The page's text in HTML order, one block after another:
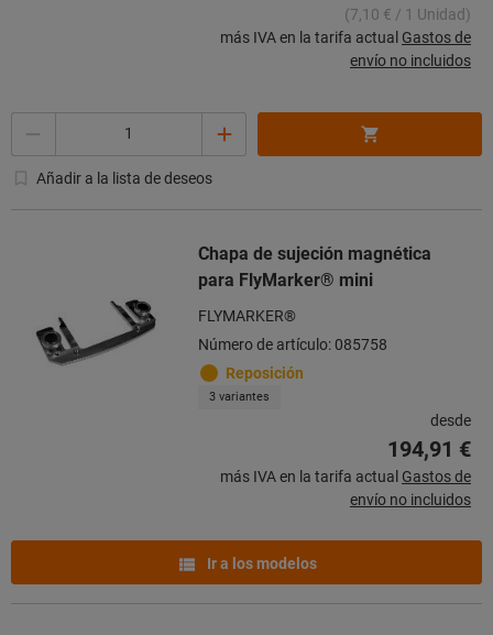
(7,10 € / 1 Unidad)
más IVA en la tarifa actual Gastos de
envío no incluidos
Añadir a la lista de deseos
Chapa de sujeción magnética
para FlyMarker® mini
FLYMARKER®
Número de artículo: 085758
Reposición
3 variantes
desde
194,91 €
más IVA en la tarifa actual Gastos de
envío no incluidos
Ir a los modelos